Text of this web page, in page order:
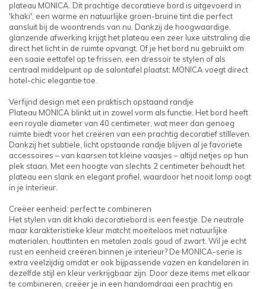
plateau MONICA. Dit prachtige decoratieve bord is uitgevoerd in
'khaki', een warme en natuurlijke groen-bruine tint die perfect
aansluit bij de woontrends van nu. Dankzij de hoogwaardige,
glanzende afwerking krijgt het plateau een zeer luxe uitstraling die
direct het licht in de ruimte opvangt. Of je het bord nu gebruikt om
een saaie eettafel op te frissen, een dressoir te stylen of als
centraal middelpunt op de salontafel plaatst; MONICA voegt direct
hotel-chic elegantie toe.
Verfijnd design met een praktisch opstaand randje
Plateau MONICA blinkt uit in zowel vorm als functie. Het bord heeft
een royale diameter van 40 centimeter, wat meer dan genoeg
ruimte biedt voor het creëren van een prachtig decoratief stilleven.
Dankzij het subtiele, licht opstaande randje blijven al je favoriete
accessoires – van kaarsen tot kleine vaasjes – altijd netjes op hun
plek staan. Met een hoogte van slechts 2 centimeter behoudt het
plateau een slank en elegant profiel, waardoor het nooit lomp oogt
in je interieur.
Creëer eenheid: perfect te combineren
Het stylen van dit khaki decoratiebord is een feestje. De neutrale
maar karakteristieke kleur matcht moeiteloos met natuurlijke
materialen, houttinten en metalen zoals goud of zwart. Wil je echt
rust en eenheid creëren binnen je interieur? De MONICA-serie is
extra veelzijdig omdat er ook bijpassende vazen en kandelaren in
dezelfde stijl en kleur verkrijgbaar zijn. Door deze items met elkaar
te combineren, creëer je in een handomdraai een prachtig en